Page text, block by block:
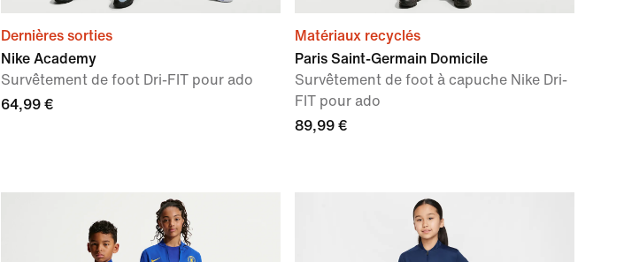
Dernières sorties
Nike Academy
Survêtement de foot Dri-FIT pour ado
64,99 €
Matériaux recyclés
Paris Saint-Germain Domicile
Survêtement de foot à capuche Nike Dri-
FIT pour ado
89,99 €